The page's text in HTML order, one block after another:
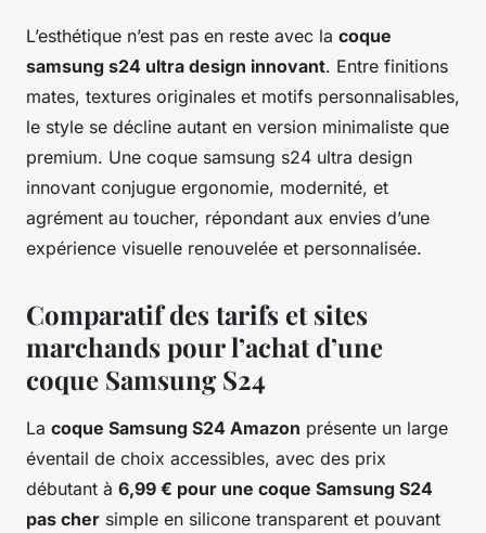
L’esthétique n’est pas en reste avec la coque
samsung s24 ultra design innovant. Entre finitions
mates, textures originales et motifs personnalisables,
le style se décline autant en version minimaliste que
premium. Une coque samsung s24 ultra design
innovant conjugue ergonomie, modernité, et
agrément au toucher, répondant aux envies d’une
expérience visuelle renouvelée et personnalisée.
Comparatif des tarifs et sites
marchands pour l’achat d’une
coque Samsung S24
La coque Samsung S24 Amazon présente un large
éventail de choix accessibles, avec des prix
débutant à 6,99 € pour une coque Samsung S24
pas cher simple en silicone transparent et pouvant